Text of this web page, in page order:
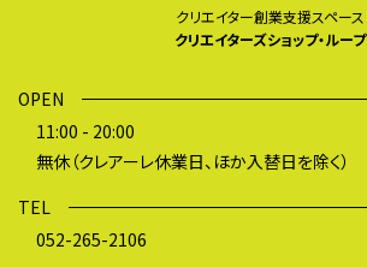
クリエイター創業支援スペース
クリエイターズショップ・ループ
OPEN
11:00 - 20:00
無休（クレアーレ休業日、ほか入替日を除く）
TEL
052-265-2106